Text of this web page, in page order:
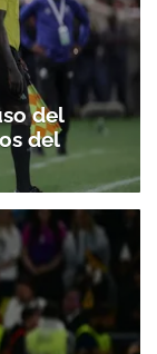
del
del